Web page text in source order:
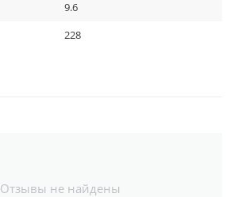
9.6
228
Отзывы не найдены